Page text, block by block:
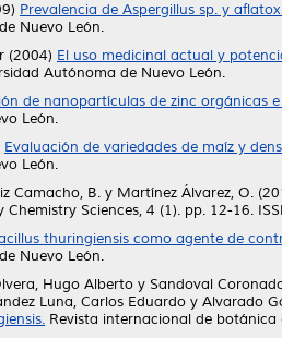
Prevalencia de Aspergillus sp. y
Nuevo León.
(2004) El uso medicinal actual y
Autónoma de Nuevo León.
de nanopartículas de zinc orgánicas
León.
Evaluación de variedades de maíz y
León.
Camacho, B. y Martínez Álvarez, O.
Chemistry Sciences, 4 (1). pp. 12-16.
thuringiensis como agente de
Nuevo León.
Hugo Alberto y Sandoval
Luna, Carlos Eduardo y Alvarado
Revista internacional de